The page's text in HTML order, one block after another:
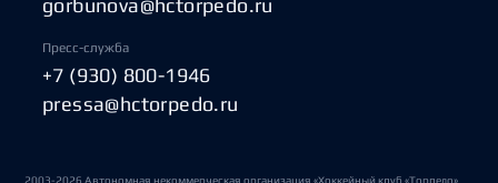
gorbunova@hctorpedo.ru
Пресс-служба
+7 (930) 800-1946
pressa@hctorpedo.ru
2003-2026 Автономная некоммерческая организация «Хоккейный клуб «Торпедо»